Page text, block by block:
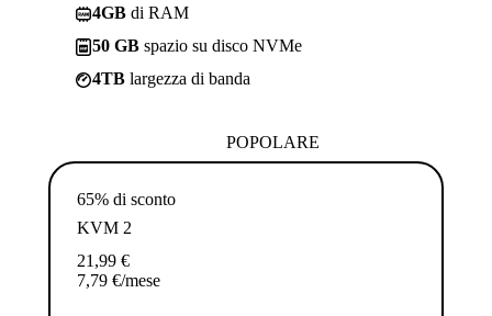
4GB di RAM
50 GB spazio su disco NVMe
4TB largezza di banda
POPOLARE
65% di sconto
KVM 2
21,99 €
7,79 €/mese